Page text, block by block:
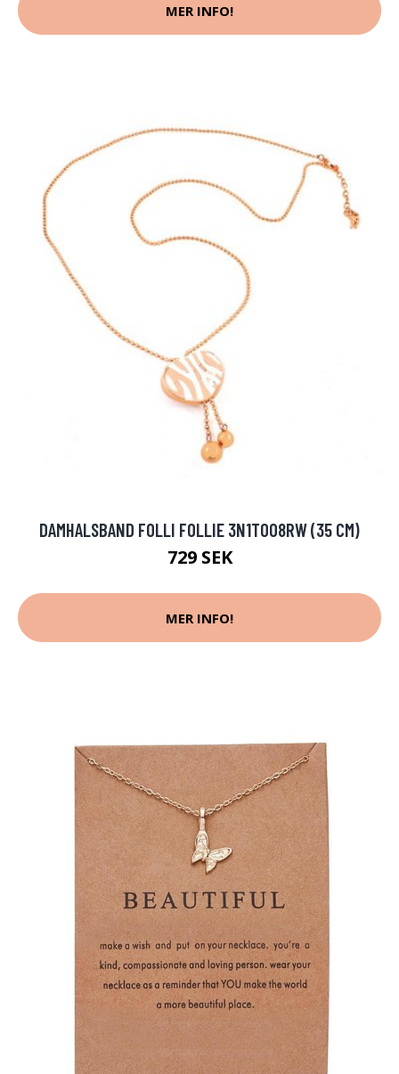
MER INFO!
DAMHALSBAND FOLLI FOLLIE 3N1T008RW (35 CM)
729 SEK
MER INFO!